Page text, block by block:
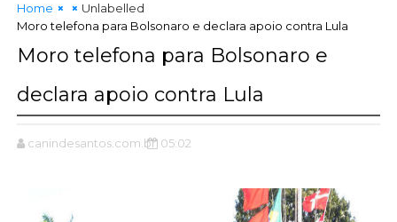
Home
Unlabelled
Moro telefona para Bolsonaro e declara apoio contra Lula
Moro telefona para Bolsonaro e
declara apoio contra Lula
canindesantos.com.br 05:02